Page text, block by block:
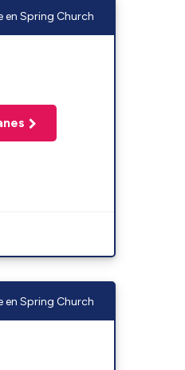
en Spring Church
en Spring Church